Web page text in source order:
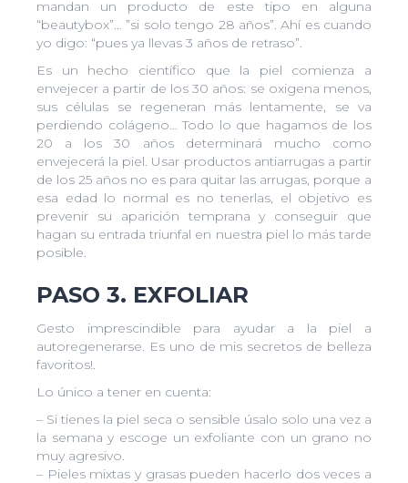
mandan un producto de este tipo en alguna
“beautybox”… ”si solo tengo 28 años”. Ahí es cuando
yo digo: “pues ya llevas 3 años de retraso”.
Es un hecho científico que la piel comienza a
envejecer a partir de los 30 años: se oxigena menos,
sus células se regeneran más lentamente, se va
perdiendo colágeno… Todo lo que hagamos de los
20 a los 30 años determinará mucho como
envejecerá la piel. Usar productos antiarrugas a partir
de los 25 años no es para quitar las arrugas, porque a
esa edad lo normal es no tenerlas, el objetivo es
prevenir su aparición temprana y conseguir que
hagan su entrada triunfal en nuestra piel lo más tarde
posible.
PASO 3. EXFOLIAR
Gesto imprescindible para ayudar a la piel a
autoregenerarse. Es uno de mis secretos de belleza
favoritos!.
Lo único a tener en cuenta:
– Si tienes la piel seca o sensible úsalo solo una vez a
la semana y escoge un exfoliante con un grano no
muy agresivo.
– Pieles mixtas y grasas pueden hacerlo dos veces a